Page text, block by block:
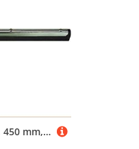
HaWe Fliesenwischer, 450 mm, 1326.4